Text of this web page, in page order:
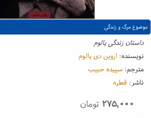
موضوع مرگ و زندگی
داستان زندگی یالوم
نویسنده: اروین دی یالوم
مترجم: سپیده حبیب
ناشر: قطره
۲۷۵,۰۰۰ تومان